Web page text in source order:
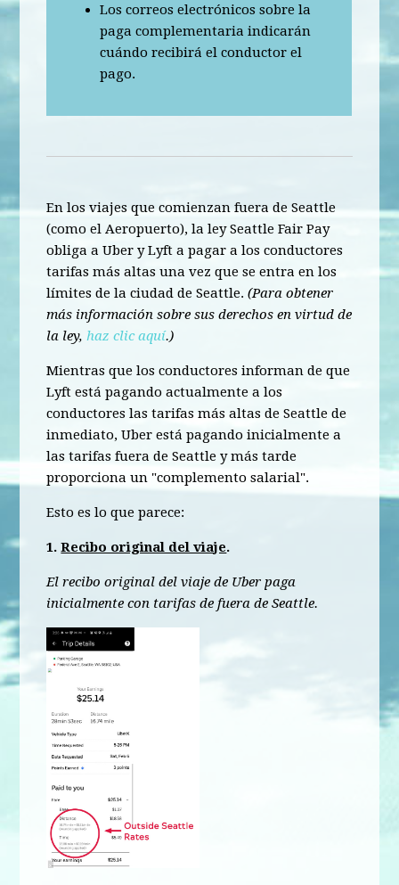
Los correos electrónicos sobre la
paga complementaria indicarán
cuándo recibirá el conductor el
pago.
En los viajes que comienzan fuera de Seattle
(como el Aeropuerto), la ley Seattle Fair Pay
obliga a Uber y Lyft a pagar a los conductores
tarifas más altas una vez que se entra en los
límites de la ciudad de Seattle.(Para obtener
más información sobre sus derechos en virtud de
la ley,haz clic aquí.)
Mientras que los conductores informan de que
Lyft está pagando actualmente a los
conductores las tarifas más altas de Seattle de
inmediato, Uber está pagando inicialmente a
las tarifas fuera de Seattle y más tarde
proporciona un "complemento salarial".
Esto es lo que parece:
1.Recibo original del viaje.
El recibo original del viaje de Uber paga
inicialmente con tarifas de fuera de Seattle.